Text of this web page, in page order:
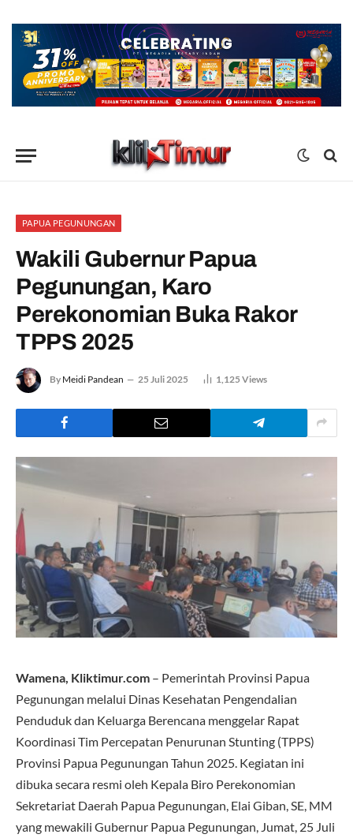
PAPUA PEGUNUNGAN
Wakili Gubernur Papua
Pegunungan, Karo
Perekonomian Buka Rakor
TPPS 2025
By Meidi Pandean 25 Juli 2025 1,125 Views
Wamena, Kliktimur.com – Pemerintah Provinsi Papua
Pegunungan melalui Dinas Kesehatan Pengendalian
Penduduk dan Keluarga Berencana menggelar Rapat
Koordinasi Tim Percepatan Penurunan Stunting (TPPS)
Provinsi Papua Pegunungan Tahun 2025. Kegiatan ini
dibuka secara resmi oleh Kepala Biro Perekonomian
Sekretariat Daerah Papua Pegunungan, Elai Giban, SE, MM
yang mewakili Gubernur Papua Pegunungan, Jumat, 25 Juli